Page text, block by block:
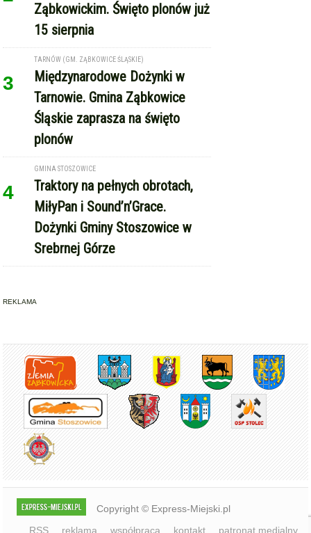
Ząbkowickim. Święto plonów już
15 sierpnia
3
TARNÓW (GM. ZĄBKOWICE ŚLĄSKIE)
Międzynarodowe Dożynki w
Tarnowie. Gmina Ząbkowice
Śląskie zaprasza na święto
plonów
4
GMINA STOSZOWICE
Traktory na pełnych obrotach,
MiłyPan i Sound’n’Grace.
Dożynki Gminy Stoszowice w
Srebrnej Górze
REKLAMA
Copyright © Express-Miejski.pl
RSS
reklama współpraca kontakt patronat medialny